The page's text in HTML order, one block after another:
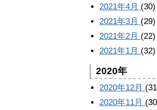
2021年4月 (30)
2021年3月 (29)
2021年2月 (22)
2021年1月 (32)
2020年
2020年12月
2020年11月